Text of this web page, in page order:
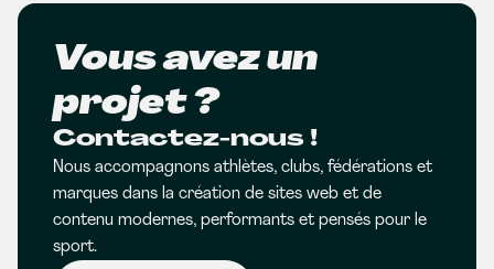
Vous avez un
projet ?
Contactez-nous !
Nous accompagnons athlètes, clubs, fédérations et
marques dans la création de sites web et de
contenu modernes, performants et pensés pour le
sport.